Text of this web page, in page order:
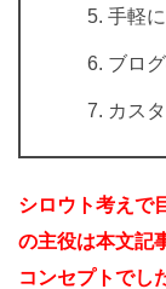
手軽
ブロ
カス
シロウト考えで
の主役は本文記
コンセプトでし